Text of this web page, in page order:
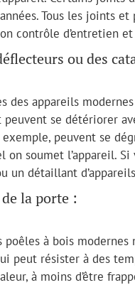
Tous les joints
contrôle d’entretien
ou des
des appareils
se détériorer
peuvent se
on soumet l’appareil.
un détaillant
la porte :
poêles à bois
peut résister à des
à moins d’être